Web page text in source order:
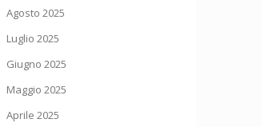
Agosto 2025
Luglio 2025
Giugno 2025
Maggio 2025
Aprile 2025